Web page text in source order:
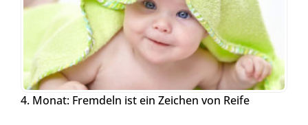
4. Monat: Fremdeln ist ein Zeichen von Reife